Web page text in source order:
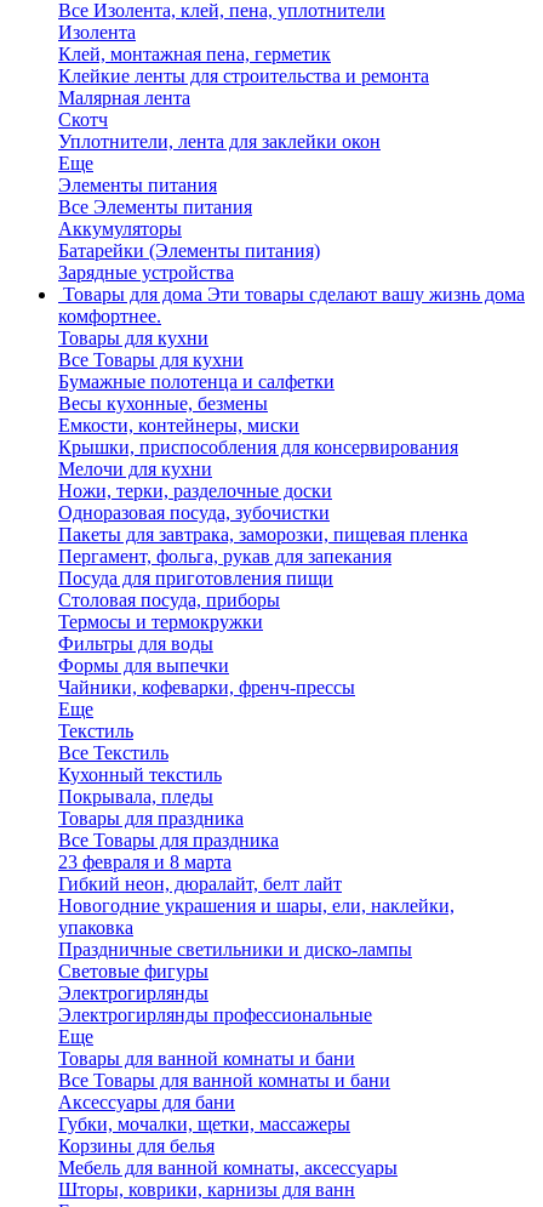
Все Изолента, клей, пена, уплотнители
Изолента
Клей, монтажная пена, герметик
Клейкие ленты для строительства и ремонта
Малярная лента
Скотч
Уплотнители, лента для заклейки окон
Еще
Элементы питания
Все Элементы питания
Аккумуляторы
Батарейки (Элементы питания)
Зарядные устройства
Товары для дома Эти товары сделают вашу жизнь дома
комфортнее.
Товары для кухни
Все Товары для кухни
Бумажные полотенца и салфетки
Весы кухонные, безмены
Емкости, контейнеры, миски
Крышки, приспособления для консервирования
Мелочи для кухни
Ножи, терки, разделочные доски
Одноразовая посуда, зубочистки
Пакеты для завтрака, заморозки, пищевая пленка
Пергамент, фольга, рукав для запекания
Посуда для приготовления пищи
Столовая посуда, приборы
Термосы и термокружки
Фильтры для воды
Формы для выпечки
Чайники, кофеварки, френч-прессы
Еще
Текстиль
Все Текстиль
Кухонный текстиль
Покрывала, пледы
Товары для праздника
Все Товары для праздника
23 февраля и 8 марта
Гибкий неон, дюралайт, белт лайт
Новогодние украшения и шары, ели, наклейки,
упаковка
Праздничные светильники и диско-лампы
Световые фигуры
Электрогирлянды
Электрогирлянды профессиональные
Еще
Товары для ванной комнаты и бани
Все Товары для ванной комнаты и бани
Аксессуары для бани
Губки, мочалки, щетки, массажеры
Корзины для белья
Мебель для ванной комнаты, аксессуары
Шторы, коврики, карнизы для ванн